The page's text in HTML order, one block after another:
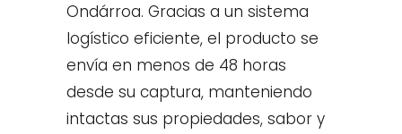
Ondárroa. Gracias a un sistema
logístico eficiente, el producto se
envía en menos de 48 horas
desde su captura, manteniendo
intactas sus propiedades, sabor y